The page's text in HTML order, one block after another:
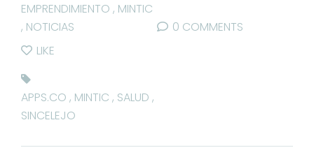
EMPRENDIMIENTO , MINTIC
, NOTICIAS
0 COMMENTS
LIKE
APPS.CO , MINTIC , SALUD ,
SINCELEJO